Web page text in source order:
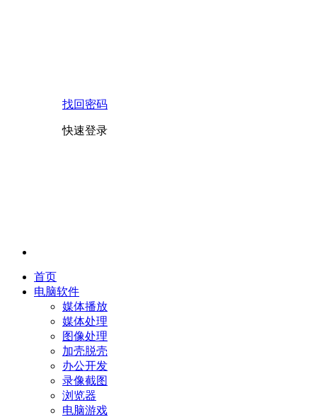
找回密码
快速登录
首页
电脑软件
媒体播放
媒体处理
图像处理
加壳脱壳
办公开发
录像截图
浏览器
电脑游戏